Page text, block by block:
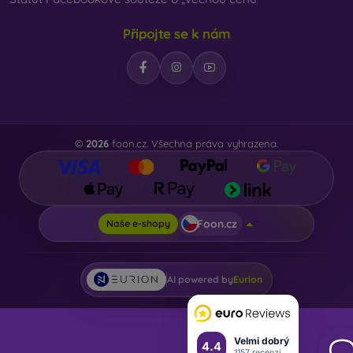
4.4 Velmi dobrý
Připojte se k nám
© 2026 foon.cz. Všechna práva vyhrazena.
Naše e-shopy Foon.cz
AI powered byEurion